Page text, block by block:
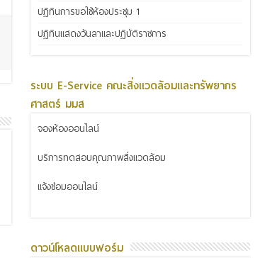
ปฏิทินการขอใช้ห้องประชุม 1
ปฏิทินแสดงวันลาและปฏิบัติราชการ
ระบบ E-Service คณะสิ่งแวดล้อมและทรัพยากร
ศาสตร์ มมส
จองห้องออนไลน์
บริการทดสอบคุณภาพสิ่งแวดล้อม
แจ้งซ่อมออนไลน์
ดาวน์โหลดแบบฟอร์ม